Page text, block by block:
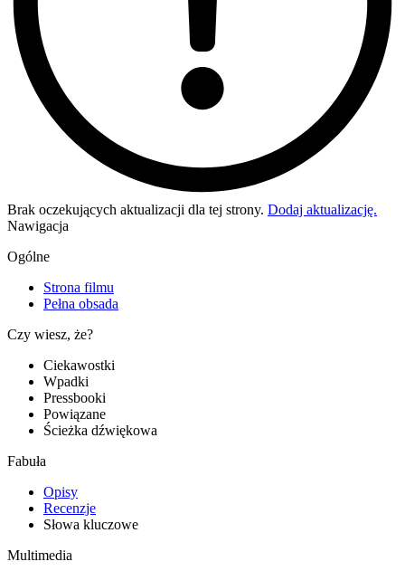
Brak oczekujących aktualizacji dla tej strony. Dodaj aktualizację.
Nawigacja
Ogólne
Strona filmu
Pełna obsada
Czy wiesz, że?
Ciekawostki
Wpadki
Pressbooki
Powiązane
Ścieżka dźwiękowa
Fabuła
Opisy
Recenzje
Słowa kluczowe
Multimedia